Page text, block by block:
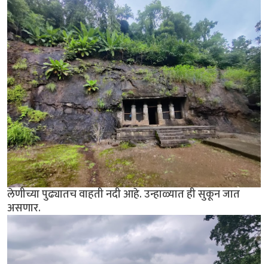
लेणीच्या पुढ्यातच वाहती नदी आहे. उन्हाळ्यात ही सुकून जात
असणार.